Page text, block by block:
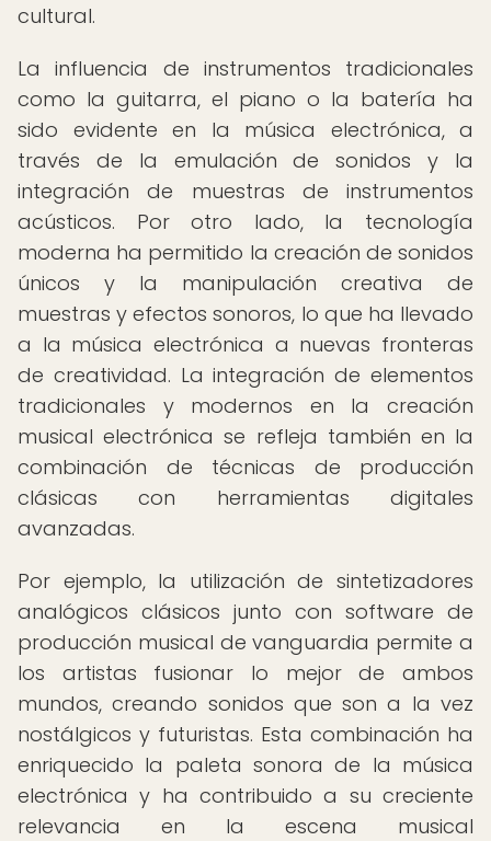
cultural.
La influencia de instrumentos tradicionales
como la guitarra, el piano o la batería ha
sido evidente en la música electrónica, a
través de la emulación de sonidos y la
integración de muestras de instrumentos
acústicos. Por otro lado, la tecnología
moderna ha permitido la creación de sonidos
únicos y la manipulación creativa de
muestras y efectos sonoros, lo que ha llevado
a la música electrónica a nuevas fronteras
de creatividad. La integración de elementos
tradicionales y modernos en la creación
musical electrónica se refleja también en la
combinación de técnicas de producción
clásicas con herramientas digitales
avanzadas.
Por ejemplo, la utilización de sintetizadores
analógicos clásicos junto con software de
producción musical de vanguardia permite a
los artistas fusionar lo mejor de ambos
mundos, creando sonidos que son a la vez
nostálgicos y futuristas. Esta combinación ha
enriquecido la paleta sonora de la música
electrónica y ha contribuido a su creciente
relevancia en la escena musical